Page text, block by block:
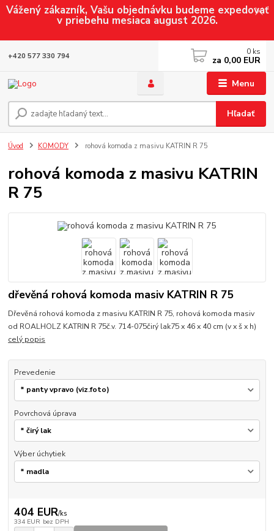
Vážený zákazník, Vašu objednávku budeme expedovať
v priebehu mesiaca august 2026.
Menu
Hľadať
+420 577 330 794 0 ks
za 0,00 EUR
Úvod KOMODY rohová komoda z masivu KATRIN R 75
rohová komoda z masivu KATRIN
R 75
dřevěná rohová komoda masiv KATRIN R 75
Dřevěná rohová komoda z masivu KATRIN R 75, rohová komoda masiv
od ROALHOLZ KATRIN R 75č.v. 714-075čirý lak75 x 46 x 40 cm (v x š x h)
celý popis
Prevedenie
Povrchová úprava
Výber úchytiek
404 EUR/ks
334 EUR bez DPH